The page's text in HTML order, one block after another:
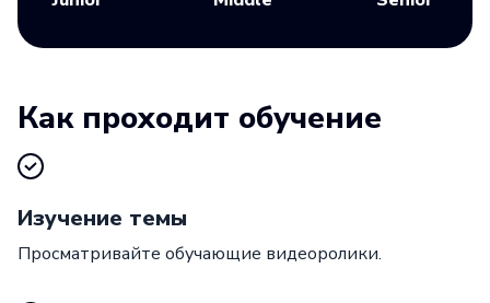
Как проходит обучение
Изучение темы
Просматривайте обучающие видеоролики.